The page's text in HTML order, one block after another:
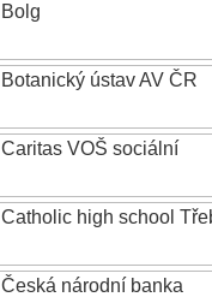
Bolg
Botanický ústav AV ČR
Caritas VOŠ sociální
Catholic high school
Česká národní banka